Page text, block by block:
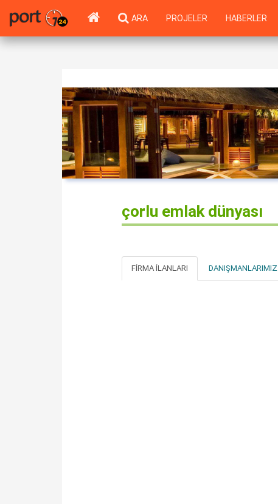
ARA PROJELER HABERLER
çorlu emlak dünyası
FIRMA İLANLARI DANIŞMANLARIMIZ